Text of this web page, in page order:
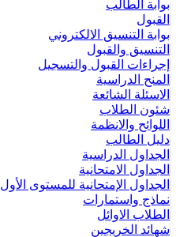
بوابة الطالب
القبول
بوابة التنسيق الالكتروني
التنسيق والقبول
إجراءات القبول والتسجيل
المنح الدراسية
الاسئلة الشائعة
شئون الطلاب
اللوائح والانظمة
دليل الطالب
الجداول الدراسية
الجداول الامتحانية
الجداول الإمتحانية للمستوى الأول
نماذج واستمارات
الطلاب الاوائل
شهائد الخريجين